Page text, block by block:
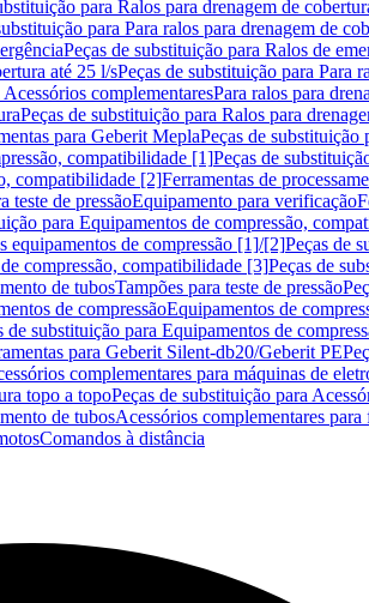
para Ralos para drenagem de
para Para ralos para drenagem de
Peças de substituição para Ralos de
até 25 l/sPeças de substituição para Para
complementaresPara ralos para
Peças de substituição para Ralos para
para Geberit MeplaPeças de substituição
compatibilidade [1]Peças de
compatibilidade [2]Ferramentas de
teste de pressãoEquipamento para verificação
para Equipamentos de compressão,
equipamentos de compressão [1]/[2]Peças de
compressão, compatibilidade [3]Peças de
de tubosTampões para teste de pressão
de compressãoEquipamentos de
de substituição para Equipamentos de
para Geberit Silent-db20/Geberit PE
complementares para máquinas de
topo a topoPeças de substituição para
de tubosAcessórios complementares
Comandos à distância